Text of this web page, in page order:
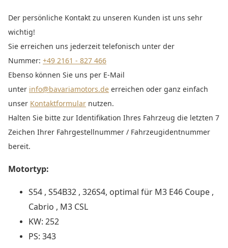
Der persönliche Kontakt zu unseren Kunden ist uns sehr
wichtig!
Sie erreichen uns jederzeit telefonisch unter der
Nummer: +49 2161 - 827 466
Ebenso können Sie uns per E-Mail
unter info@bavariamotors.de erreichen oder ganz einfach
unser Kontaktformular nutzen.
Halten Sie bitte zur Identifikation Ihres Fahrzeug die letzten 7
Zeichen Ihrer Fahrgestellnummer / Fahrzeugidentnummer
bereit.
Motortyp:
S54 , S54B32 , 326S4, optimal für M3 E46 Coupe ,
Cabrio , M3 CSL
KW: 252
PS: 343